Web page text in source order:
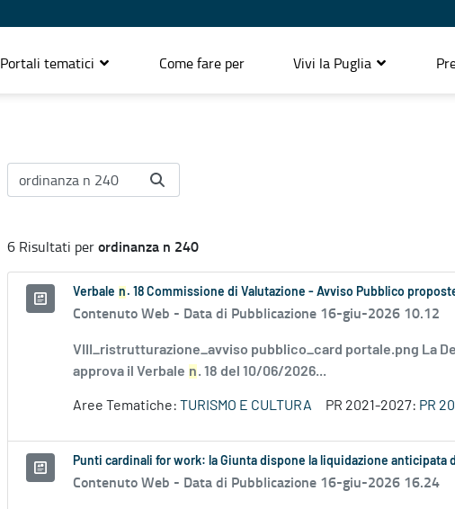
Portali tematici Come fare per Vivi la Puglia
6 Risultati perordinanza n 240
Verbale n . 18 Commissione di Valutazione - Avviso Pubblico
Contenuto Web - Data di Pubblicazione 16-giu-2026 10.12
VIII_ristrutturazione_avviso pubblico_card portale.png La
approva il Verbale n. 18 del 10/06/2026...
Aree Tematiche: TURISMO E CULTURA PR 2021-2027: PR
Punti cardinali for work: la Giunta dispone la liquidazione anticipata
Contenuto Web - Data di Pubblicazione 16-giu-2026 16.24